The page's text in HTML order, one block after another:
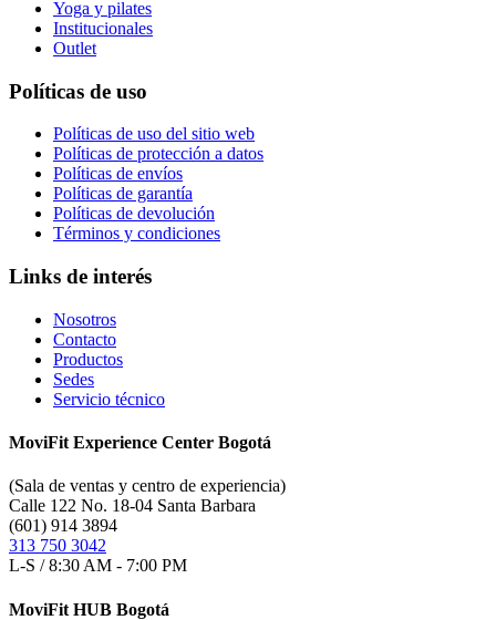
Yoga y pilates
Institucionales
Outlet
Políticas de uso
Políticas de uso del sitio web
Políticas de protección a datos
Políticas de envíos
Políticas de garantía
Políticas de devolución
Términos y condiciones
Links de interés
Nosotros
Contacto
Productos
Sedes
Servicio técnico
MoviFit Experience Center Bogotá
(Sala de ventas y centro de experiencia)
Calle 122 No. 18-04 Santa Barbara
(601) 914 3894
313 750 3042
L-S / 8:30 AM - 7:00 PM
MoviFit HUB Bogotá